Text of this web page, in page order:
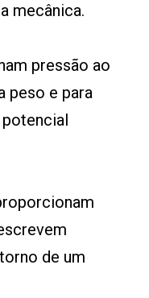
mecânica.
pressão ao
peso e para
de um